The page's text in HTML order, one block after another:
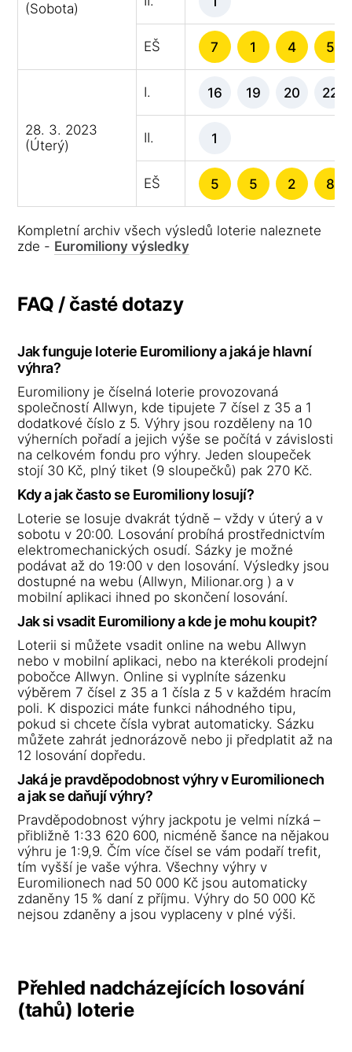
(Sobota)
EŠ 7 1 4 5
28. 3. 2023
(Úterý)
I. 16 19 20 22
II. 1
EŠ 5 5 2 8
Kompletní archiv všech výsledů loterie naleznete
zde - Euromiliony výsledky
FAQ / časté dotazy
Jak funguje loterie Euromiliony a jaká je hlavní
výhra?
Euromiliony je číselná loterie provozovaná
společností Allwyn, kde tipujete 7 čísel z 35 a 1
dodatkové číslo z 5. Výhry jsou rozděleny na 10
výherních pořadí a jejich výše se počítá v závislosti
na celkovém fondu pro výhry. Jeden sloupeček
stojí 30 Kč, plný tiket (9 sloupečků) pak 270 Kč.
Kdy a jak často se Euromiliony losují?
Loterie se losuje dvakrát týdně – vždy v úterý a v
sobotu v 20:00. Losování probíhá prostřednictvím
elektromechanických osudí. Sázky je možné
podávat až do 19:00 v den losování. Výsledky jsou
dostupné na webu (Allwyn, Milionar.org ) a v
mobilní aplikaci ihned po skončení losování.
Jak si vsadit Euromiliony a kde je mohu koupit?
Loterii si můžete vsadit online na webu Allwyn
nebo v mobilní aplikaci, nebo na kterékoli prodejní
pobočce Allwyn. Online si vyplníte sázenku
výběrem 7 čísel z 35 a 1 čísla z 5 v každém hracím
poli. K dispozici máte funkci náhodného tipu,
pokud si chcete čísla vybrat automaticky. Sázku
můžete zahrát jednorázově nebo ji předplatit až na
12 losování dopředu.
Jaká je pravděpodobnost výhry v Euromilionech
a jak se daňují výhry?
Pravděpodobnost výhry jackpotu je velmi nízká –
přibližně 1:33 620 600, nicméně šance na nějakou
výhru je 1:9,9. Čím více čísel se vám podaří trefit,
tím vyšší je vaše výhra. Všechny výhry v
Euromilionech nad 50 000 Kč jsou automaticky
zdaněny 15 % daní z příjmu. Výhry do 50 000 Kč
nejsou zdaněny a jsou vyplaceny v plné výši.
Přehled nadcházejících losování
(tahů) loterie